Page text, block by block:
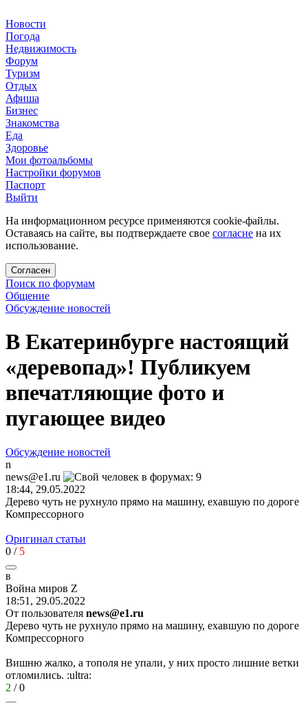
Новости
Погода
Недвижимость
Форум
Туризм
Отдых
Афиша
Бизнес
Знакомства
Еда
Здоровье
Мои фотоальбомы
Настройки форумов
Паспорт
Выйти
На информационном ресурсе применяются cookie-файлы.
Оставаясь на сайте, вы подтверждаете свое согласие на их
использование.
Согласен
Поиск по форумам
Общение
Обсуждение новостей
В Екатеринбурге настоящий
«деревопад»! Публикуем
впечатляющие фото и
пугающее видео
Обсуждение новостей
n
news@e1.ru
18:44, 29.05.2022
Дерево чуть не рухнуло прямо на машину, ехавшую по дороге
Компрессорного
Оригинал статьи
0 / 5
в
Война миров Z
18:51, 29.05.2022
От пользователя news@e1.ru
Дерево чуть не рухнуло прямо на машину, ехавшую по дороге
Компрессорного
Вишню жалко, а тополя не упали, у них просто лишние ветки
отломились. :ultra:
2 /0